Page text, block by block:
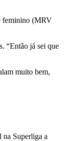
feminino (MRV
“Então já sei que
muito bem,
na Superliga a